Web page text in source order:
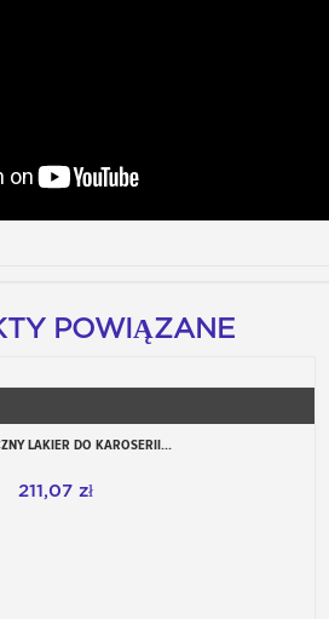
POWIĄZANE
LAKIER DO KAROSERII...
211,07 zł